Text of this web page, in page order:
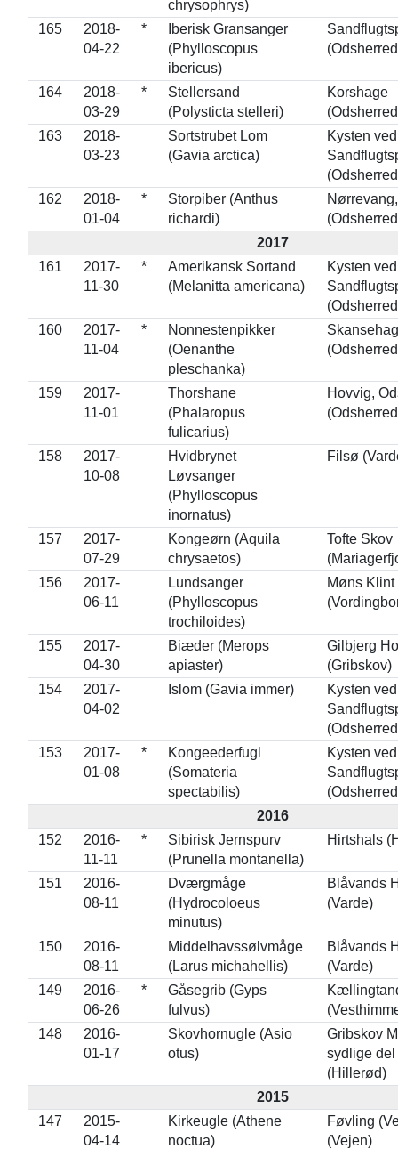
chrysophrys)
165
2018-
04-22
*
Iberisk Gransanger
(Phylloscopus
ibericus)
164
2018-
03-29
*
Stellersand
(Polysticta stelleri)
Korshage
163
2018-
03-23
Sortstrubet Lom
(Gavia arctica)
Kysten ved
162
2018-
01-04
*
Storpiber (Anthus
richardi)
2017
161
2017-
11-30
*
Amerikansk Sortand
(Melanitta americana)
Kysten ved
160
2017-
11-04
*
Nonnestenpikker
(Oenanthe
pleschanka)
159
2017-
11-01
Thorshane
(Phalaropus
fulicarius)
Hovvig,
158
2017-
10-08
Hvidbrynet
Løvsanger
(Phylloscopus
inornatus)
Filsø
157
2017-
07-29
Kongeørn (Aquila
chrysaetos)
Tofte Skov
156
2017-
06-11
Lundsanger
(Phylloscopus
trochiloides)
Møns Klint
155
2017-
04-30
Biæder (Merops
apiaster)
Gilbjerg
(Gribskov)
154
2017-
04-02
Islom (Gavia immer)
Kysten ved
153
2017-
01-08
*
Kongeederfugl
(Somateria
spectabilis)
Kysten ved
2016
152
2016-
11-11
*
Sibirisk Jernspurv
(Prunella montanella)
Hirtshals
151
2016-
08-11
Dværgmåge
(Hydrocoloeus
minutus)
Blåvands
(Varde)
150
2016-
08-11
Middelhavssølvmåge
(Larus michahellis)
Blåvands
(Varde)
149
2016-
06-26
*
Gåsegrib (Gyps
fulvus)
148
2016-
01-17
Skovhornugle (Asio
otus)
Gribskov
sydlige del
(Hillerød)
2015
147
2015-
04-14
Kirkeugle (Athene
noctua)
Føvling
(Vejen)